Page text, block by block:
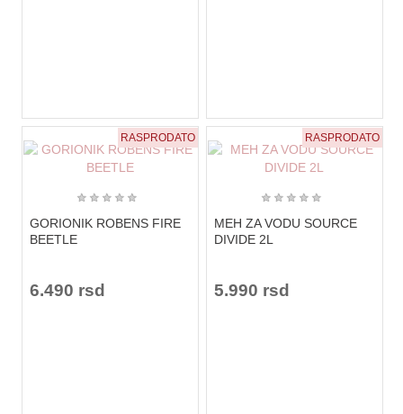
RASPRODATO
★ ★ ★ ★ ★
GORIONIK ROBENS FIRE
BEETLE
6.490 rsd
RASPRODATO
★ ★ ★ ★ ★
MEH ZA VODU SOURCE
DIVIDE 2L
5.990 rsd